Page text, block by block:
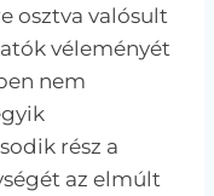
osztva valósult
véleményét
nem
rész a
az elmúlt